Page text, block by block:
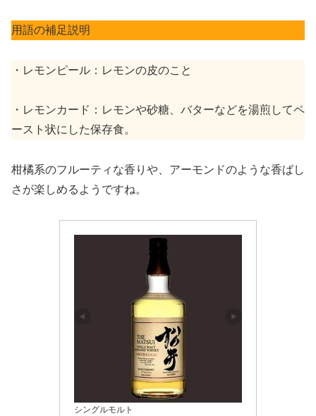
用語の補足説明
・レモンピール：レモンの皮のこと
・レモンカード：レモンや砂糖、バターなどを湯煎してペ
ースト状にした保存食。
柑橘系のフルーティな香りや、アーモンドのような香ばし
さが楽しめるようですね。
シングルモルト